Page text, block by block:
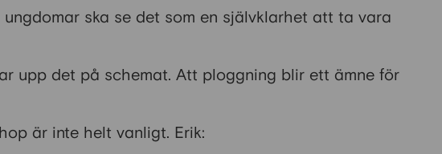
ska se det som en självklarhet att ta vara
upp det på schemat. Att ploggning blir ett ämne för
är inte helt vanligt. Erik: